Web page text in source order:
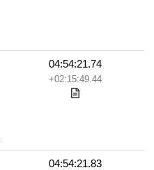
04:54:21.74
+02:15:49.44
04:54:21.83